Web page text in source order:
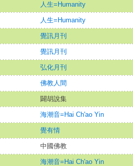
人生=Humanity
人生=Humanity
覺訊月刊
覺訊月刊
弘化月刊
佛教人間
闢胡說集
海潮音=Hai Ch'ao Yin
覺有情
中國佛教
海潮音=Hai Ch'ao Yin